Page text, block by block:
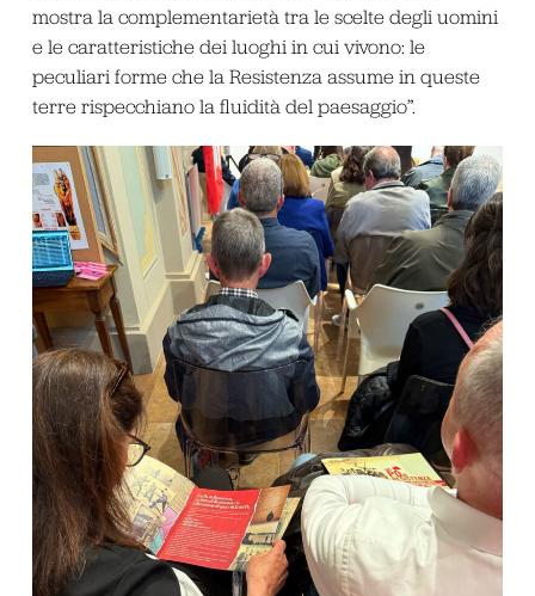
mostra la complementarietà tra le scelte degli uomini
e le caratteristiche dei luoghi in cui vivono: le
peculiari forme che la Resistenza assume in queste
terre rispecchiano la fluidità del paesaggio”.